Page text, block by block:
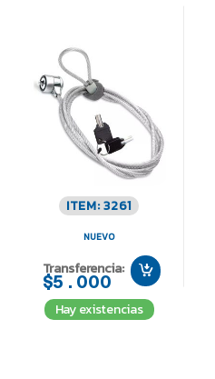
ITEM: 3261
NUEVO
Transferencia:
$5.000
Hay existencias